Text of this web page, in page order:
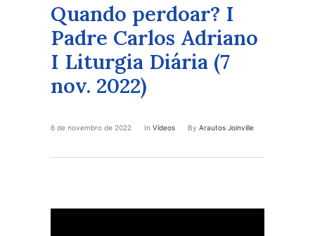
Quando perdoar? I
Padre Carlos Adriano
I Liturgia Diária (7
nov. 2022)
6 de novembro de 2022 In Vídeos By Arautos Joinville